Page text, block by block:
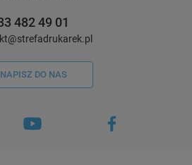
482 49 01
NAPISZ DO NAS